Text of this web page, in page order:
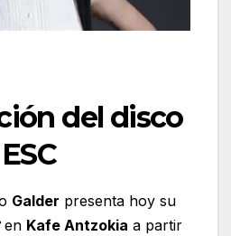
del disco
ESC
Galder presenta hoy su
en Kafe Antzokia a partir